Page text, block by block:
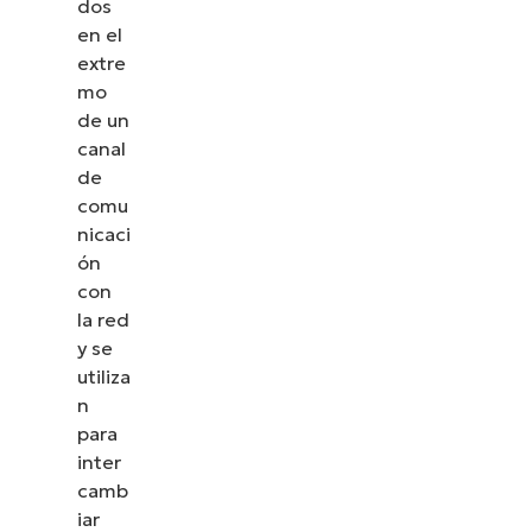
dos
en el
extre
mo
de un
canal
de
comu
nicaci
ón
con
la red
y se
utiliza
n
para
inter
camb
iar